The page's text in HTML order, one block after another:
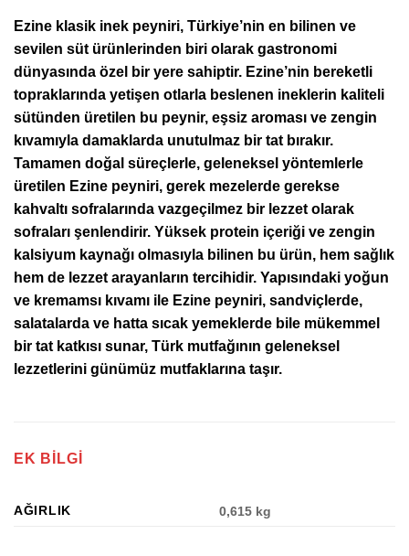
Ezine klasik inek peyniri, Türkiye’nin en bilinen ve
sevilen süt ürünlerinden biri olarak gastronomi
dünyasında özel bir yere sahiptir. Ezine’nin bereketli
topraklarında yetişen otlarla beslenen ineklerin kaliteli
sütünden üretilen bu peynir, eşsiz aroması ve zengin
kıvamıyla damaklarda unutulmaz bir tat bırakır.
Tamamen doğal süreçlerle, geleneksel yöntemlerle
üretilen Ezine peyniri, gerek mezelerde gerekse
kahvaltı sofralarında vazgeçilmez bir lezzet olarak
sofraları şenlendirir. Yüksek protein içeriği ve zengin
kalsiyum kaynağı olmasıyla bilinen bu ürün, hem sağlık
hem de lezzet arayanların tercihidir. Yapısındaki yoğun
ve kremamsı kıvamı ile Ezine peyniri, sandviçlerde,
salatalarda ve hatta sıcak yemeklerde bile mükemmel
bir tat katkısı sunar, Türk mutfağının geleneksel
lezzetlerini günümüz mutfaklarına taşır.
EK BILGI
AĞIRLIK 0,615 kg